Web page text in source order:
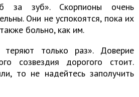
за зуб». Скорпионы очень
Они не успокоятся, пока их
больно, как им.
только раз». Доверие
созвездия дорогого стоит.
то не надейтесь заполучить